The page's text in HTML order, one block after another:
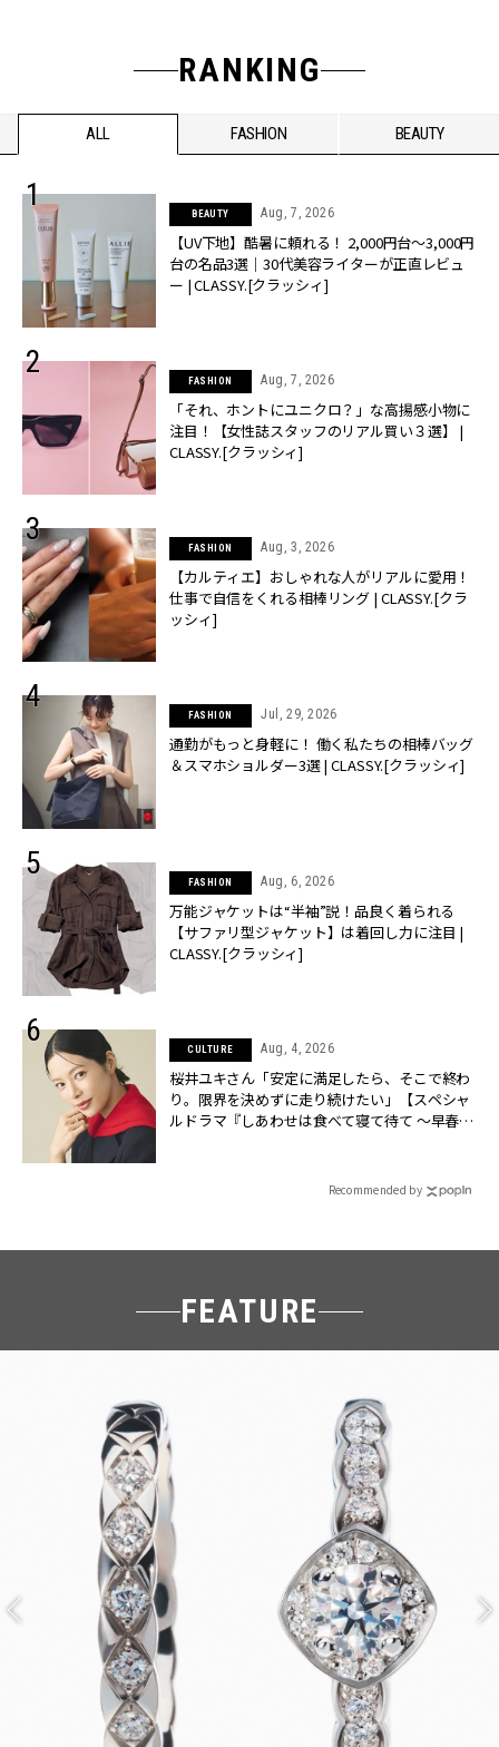
RANKING
ALL FASHION BEAUTY
BEAUTY Aug, 7, 2026
【UV下地】酷暑に頼れる！ 2,000円台〜3,000円
台の名品3選｜30代美容ライターが正直レビュ
ー | CLASSY.[クラッシィ]
FASHION Aug, 7, 2026
「それ、ホントにユニクロ？」な高揚感小物に
注目！【女性誌スタッフのリアル買い３選】 |
CLASSY.[クラッシィ]
FASHION Aug, 3, 2026
【カルティエ】おしゃれな人がリアルに愛用！
仕事で自信をくれる相棒リング | CLASSY.[クラ
ッシィ]
FASHION Jul, 29, 2026
通勤がもっと身軽に！ 働く私たちの相棒バッグ
＆スマホショルダー3選 | CLASSY.[クラッシィ]
FASHION Aug, 6, 2026
万能ジャケットは“半袖”説！品良く着られる
【サファリ型ジャケット】は着回し力に注目 |
CLASSY.[クラッシィ]
CULTURE Aug, 4, 2026
桜井ユキさん「安定に満足したら、そこで終わ
り。限界を決めずに走り続けたい」【スペシャ
ルドラマ『しあわせは食べて寝て待て ～早春の
Recommended by
FEATURE